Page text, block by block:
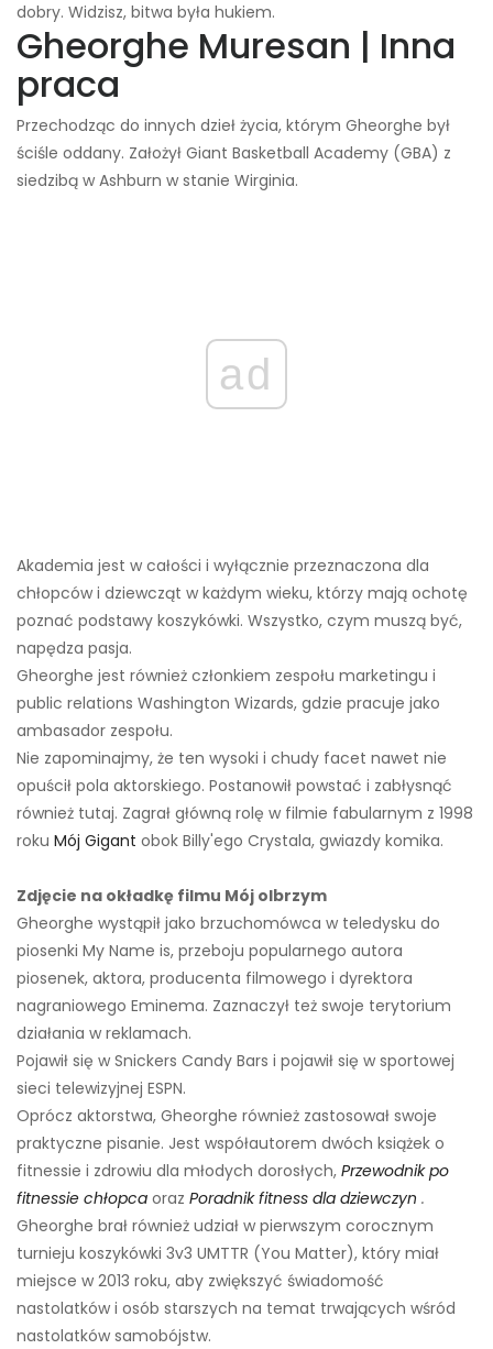
dobry. Widzisz, bitwa była hukiem.
Gheorghe Muresan | Inna
praca
Przechodząc do innych dzieł życia, którym Gheorghe był
ściśle oddany. Założył Giant Basketball Academy (GBA) z
siedzibą w Ashburn w stanie Wirginia.
ad
Akademia jest w całości i wyłącznie przeznaczona dla
chłopców i dziewcząt w każdym wieku, którzy mają ochotę
poznać podstawy koszykówki. Wszystko, czym muszą być,
napędza pasja.
Gheorghe jest również członkiem zespołu marketingu i
public relations Washington Wizards, gdzie pracuje jako
ambasador zespołu.
Nie zapominajmy, że ten wysoki i chudy facet nawet nie
opuścił pola aktorskiego. Postanowił powstać i zabłysnąć
również tutaj. Zagrał główną rolę w filmie fabularnym z 1998
roku Mój Gigant obok Billy'ego Crystala, gwiazdy komika.
Zdjęcie na okładkę filmu Mój olbrzym
Gheorghe wystąpił jako brzuchomówca w teledysku do
piosenki My Name is, przeboju popularnego autora
piosenek, aktora, producenta filmowego i dyrektora
nagraniowego Eminema. Zaznaczył też swoje terytorium
działania w reklamach.
Pojawił się w Snickers Candy Bars i pojawił się w sportowej
sieci telewizyjnej ESPN.
Oprócz aktorstwa, Gheorghe również zastosował swoje
praktyczne pisanie. Jest współautorem dwóch książek o
fitnessie i zdrowiu dla młodych dorosłych, Przewodnik po
fitnessie chłopca oraz Poradnik fitness dla dziewczyn .
Gheorghe brał również udział w pierwszym corocznym
turnieju koszykówki 3v3 UMTTR (You Matter), który miał
miejsce w 2013 roku, aby zwiększyć świadomość
nastolatków i osób starszych na temat trwających wśród
nastolatków samobójstw.